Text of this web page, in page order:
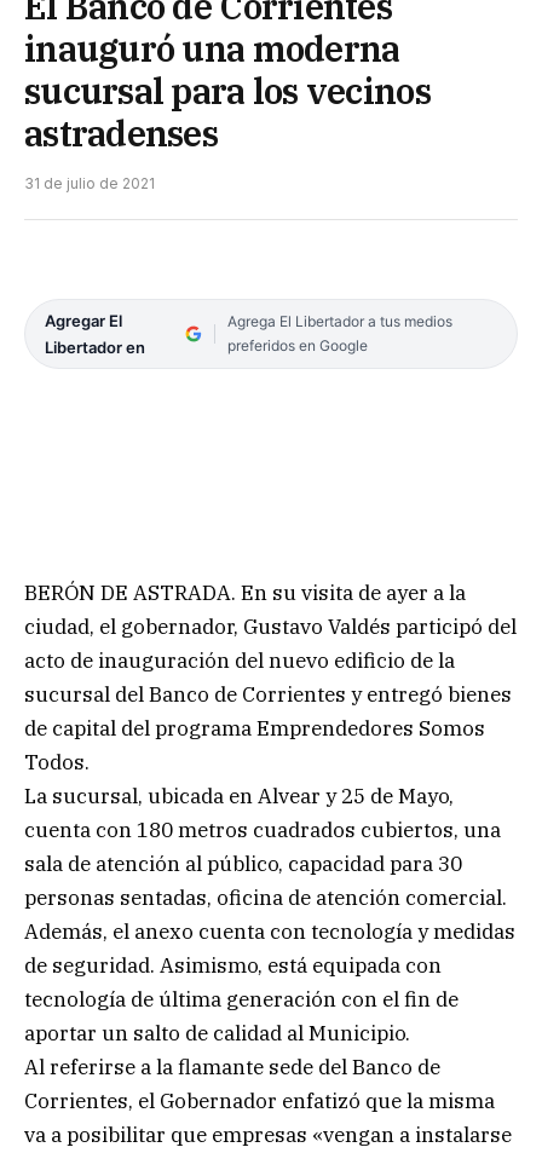
inauguró una moderna
sucursal para los vecinos
astradenses
31 de julio de 2021
Agregar El
Libertador en
Agrega El Libertador a tus medios
preferidos en Google
BERÓN DE ASTRADA. En su visita de ayer a la
ciudad, el gobernador, Gustavo Valdés participó del
acto de inauguración del nuevo edificio de la
sucursal del Banco de Corrientes y entregó bienes
de capital del programa Emprendedores Somos
Todos.
La sucursal, ubicada en Alvear y 25 de Mayo,
cuenta con 180 metros cuadrados cubiertos, una
sala de atención al público, capacidad para 30
personas sentadas, oficina de atención comercial.
Además, el anexo cuenta con tecnología y medidas
de seguridad. Asimismo, está equipada con
tecnología de última generación con el fin de
aportar un salto de calidad al Municipio.
Al referirse a la flamante sede del Banco de
Corrientes, el Gobernador enfatizó que la misma
va a posibilitar que empresas «vengan a instalarse